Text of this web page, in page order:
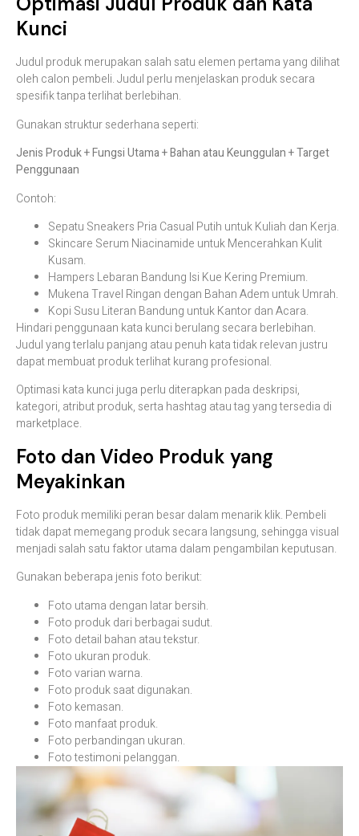
Kunci
Judul produk merupakan salah satu elemen pertama yang dilihat
oleh calon pembeli. Judul perlu menjelaskan produk secara
spesifik tanpa terlihat berlebihan.
Gunakan struktur sederhana seperti:
Jenis Produk + Fungsi Utama + Bahan atau Keunggulan + Target
Penggunaan
Contoh:
Sepatu Sneakers Pria Casual Putih untuk Kuliah dan Kerja.
Skincare Serum Niacinamide untuk Mencerahkan Kulit
Kusam.
Hampers Lebaran Bandung Isi Kue Kering Premium.
Mukena Travel Ringan dengan Bahan Adem untuk Umrah.
Kopi Susu Literan Bandung untuk Kantor dan Acara.
Hindari penggunaan kata kunci berulang secara berlebihan.
Judul yang terlalu panjang atau penuh kata tidak relevan justru
dapat membuat produk terlihat kurang profesional.
Optimasi kata kunci juga perlu diterapkan pada deskripsi,
kategori, atribut produk, serta hashtag atau tag yang tersedia di
marketplace.
Foto dan Video Produk yang
Meyakinkan
Foto produk memiliki peran besar dalam menarik klik. Pembeli
tidak dapat memegang produk secara langsung, sehingga visual
menjadi salah satu faktor utama dalam pengambilan keputusan.
Gunakan beberapa jenis foto berikut:
Foto utama dengan latar bersih.
Foto produk dari berbagai sudut.
Foto detail bahan atau tekstur.
Foto ukuran produk.
Foto varian warna.
Foto produk saat digunakan.
Foto kemasan.
Foto manfaat produk.
Foto perbandingan ukuran.
Foto testimoni pelanggan.